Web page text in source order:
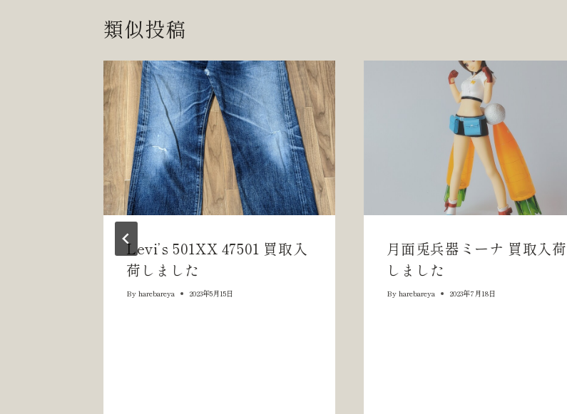
ー
シ
ョ
ン
類似投稿
Levi’s 501XX 47501 買取入
荷しました
By harebareya 2023年5月15日
月面兎兵器ミーナ 買取入荷
しました
By harebareya 2023年7月18日